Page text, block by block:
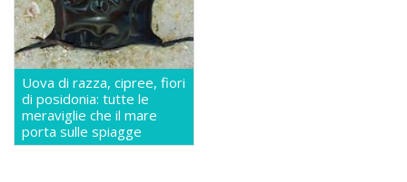
Uova di razza, cipree, fiori
di posidonia: tutte le
meraviglie che il mare
porta sulle spiagge